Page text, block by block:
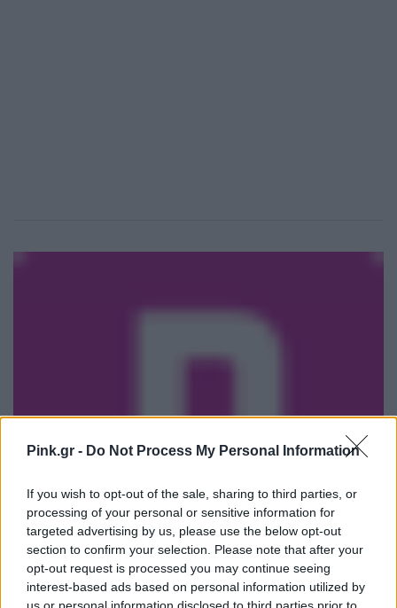
Pink.gr - Do Not Process My Personal Information
If you wish to opt-out of the sale, sharing to third parties, or
processing of your personal or sensitive information for
targeted advertising by us, please use the below opt-out
section to confirm your selection. Please note that after your
opt-out request is processed you may continue seeing
interest-based ads based on personal information utilized by